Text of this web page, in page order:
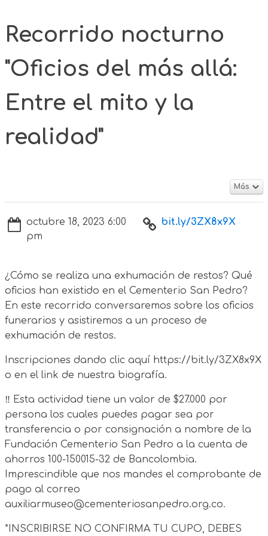
Recorrido nocturno
"Oficios del más allá:
Entre el mito y la
realidad"
Más
octubre 18, 2023 6:00
pm
bit.ly/3ZX8x9X
¿Cómo se realiza una exhumación de restos? Qué
oficios han existido en el Cementerio San Pedro?
En este recorrido conversaremos sobre los oficios
funerarios y asistiremos a un proceso de
exhumación de restos.
Inscripciones dando clic aquí https://bit.ly/3ZX8x9X
o en el link de nuestra biografía.
‼ Esta actividad tiene un valor de $27.000 por
persona los cuales puedes pagar sea por
transferencia o por consignación a nombre de la
Fundación Cementerio San Pedro a la cuenta de
ahorros 100-150015-32 de Bancolombia.
Imprescindible que nos mandes el comprobante de
pago al correo
auxiliarmuseo@cementeriosanpedro.org.co.
*INSCRIBIRSE NO CONFIRMA TU CUPO, DEBES